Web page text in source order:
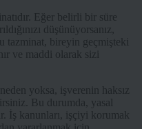
Eğer belirli bir süre
düşünüyorsanız,
tazminat, bireyin geçmişteki
ve maddi olarak sizi
yoksa, işverenin haksız
Bu durumda, yasal
İş kanunları, işçiyi korumak